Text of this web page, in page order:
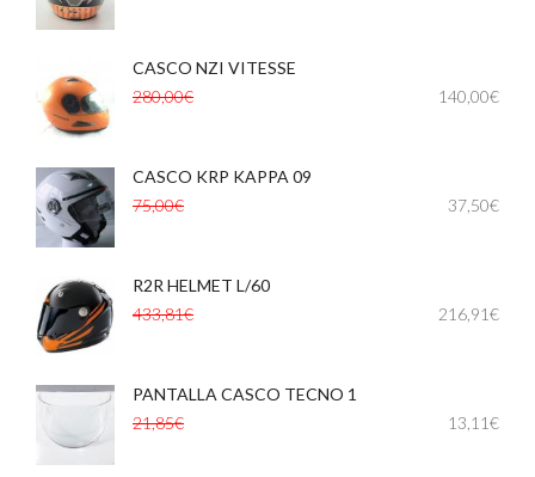
CASCO NZI VITESSE
280,00€
140,00€
CASCO KRP KAPPA 09
75,00€
37,50€
R2R HELMET L/60
433,81€
216,91€
,
PANTALLA CASCO TECNO 1
21,85€
13,11€